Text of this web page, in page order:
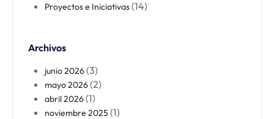
Proyectos e Iniciativas(14)
Archivos
junio 2026(3)
mayo 2026(2)
abril 2026(1)
noviembre 2025 (1)